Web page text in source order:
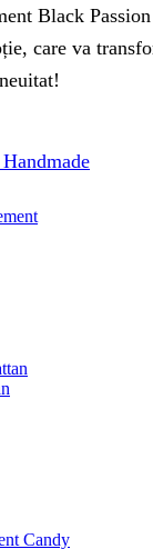
Black
care va